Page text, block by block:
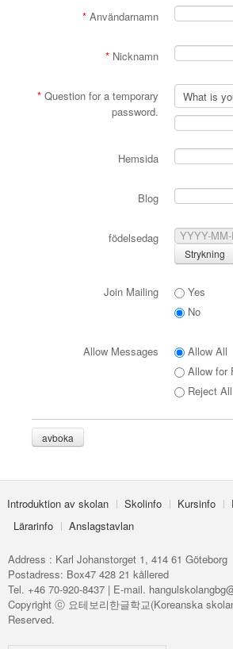
* Användarnamn
* Nicknamn
* Question for a temporary
password.
Hemsida
Blog
födelsedag
Join Mailing
Yes
No
Allow Messages
Allow All
Allow for
Reject All
avboka
Introduktion av skolan Skolinfo Kursinfo
Lärarinfo
Anslagstavlan
Address : Karl Johanstorget 1, 414 61 Göteborg
Postadress: Box47 428 21 kållered
Tel. +46 70-920-8437 | E-mail.
Copyright ⓒ 요테보리한글학교(Koreanska
Reserved.